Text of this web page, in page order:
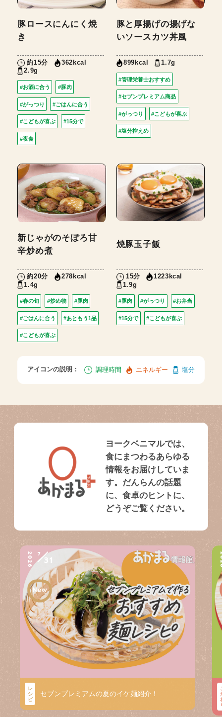
豚ロースにんにく焼
き
約15分
362kcal
2.9g
#お酒に合う #豚肉
#がっつり #ごはんに合う
#こどもが喜ぶ #15分で
#夜食
豚と厚揚げの揚げな
いソースカツ丼風
899kcal 1.7g
#管理栄養士おすすめ
#セブンプレミアム商品
#がっつり #こどもが喜ぶ
#塩分控えめ
新じゃがのそぼろ甘
辛炒め煮
約20分
278kcal
1.4g
#春の旬 #炒め物 #豚肉
#ごはんに合う #あともう1品
#こどもが喜ぶ
焼豚玉子飯
15分
1223kcal
1.9g
#豚肉 #がっつり #お弁当
#15分で #こどもが喜ぶ
アイコンの説明： 調理時間 エネルギー 塩分
ヨークベニマルでは、
食にまつわるあらゆる
情報をお届けしていま
す。だんらんの話題
に、食卓のヒントに、
どうぞご覧ください。
2026 7
31
レ
シ
ピ
セブンプレミアムの夏のイケ麺紹介！